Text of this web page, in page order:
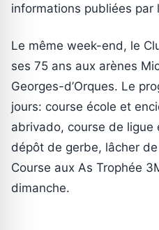
informations publiées par
Le même week-end, le
ses 75 ans aux arènes
Georges-d’Orques. Le
jours: course école et
abrivado, course de ligue
dépôt de gerbe, lâcher
Course aux As Trophée
dimanche.